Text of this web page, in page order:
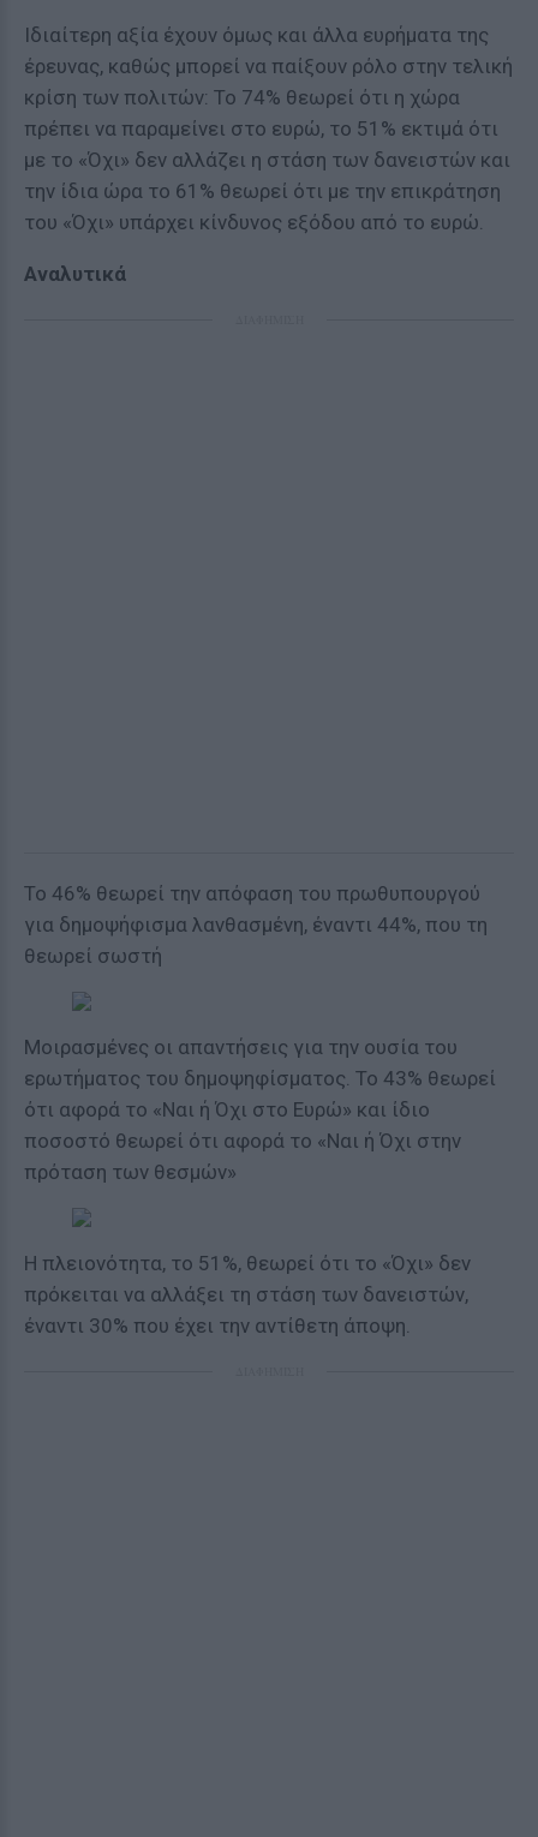
Ιδιαίτερη αξία έχουν όμως και άλλα ευρήματα της
έρευνας, καθώς μπορεί να παίξουν ρόλο στην τελική
κρίση των πολιτών: Το 74% θεωρεί ότι η χώρα
πρέπει να παραμείνει στο ευρώ, το 51% εκτιμά ότι
με το «Όχι» δεν αλλάζει η στάση των δανειστών και
την ίδια ώρα το 61% θεωρεί ότι με την επικράτηση
του «Όχι» υπάρχει κίνδυνος εξόδου από το ευρώ.
Αναλυτικά
Το 46% θεωρεί την απόφαση του πρωθυπουργού
για δημοψήφισμα λανθασμένη, έναντι 44%, που τη
θεωρεί σωστή
Μοιρασμένες οι απαντήσεις για την ουσία του
ερωτήματος του δημοψηφίσματος. Το 43% θεωρεί
ότι αφορά το «Ναι ή Όχι στο Ευρώ» και ίδιο
ποσοστό θεωρεί ότι αφορά το «Ναι ή Όχι στην
πρόταση των θεσμών»
Η πλειονότητα, το 51%, θεωρεί ότι το «Όχι» δεν
πρόκειται να αλλάξει τη στάση των δανειστών,
έναντι 30% που έχει την αντίθετη άποψη.